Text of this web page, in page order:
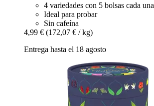
4 variedades con 5 bolsas cada una
Ideal para probar
Sin cafeína
4,99 € (172,07 € / kg)
Entrega hasta el 18 agosto